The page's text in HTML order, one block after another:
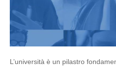
L’università è un pilastro